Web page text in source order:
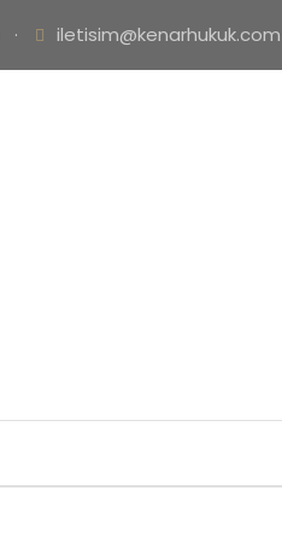
· iletisim@kenarhukuk.com